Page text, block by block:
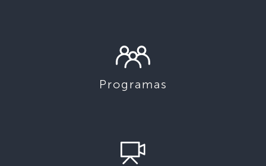
Programas